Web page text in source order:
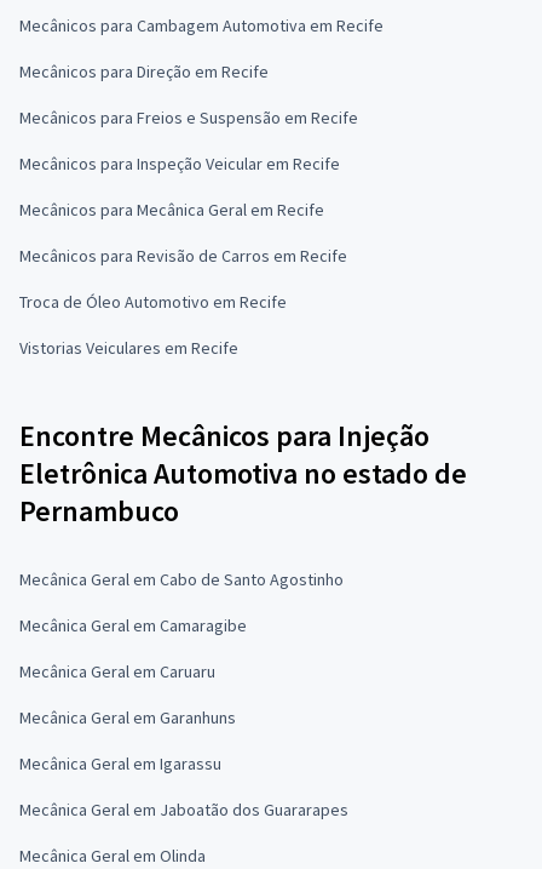
Mecânicos para Cambagem Automotiva em Recife
Mecânicos para Direção em Recife
Mecânicos para Freios e Suspensão em Recife
Mecânicos para Inspeção Veicular em Recife
Mecânicos para Mecânica Geral em Recife
Mecânicos para Revisão de Carros em Recife
Troca de Óleo Automotivo em Recife
Vistorias Veiculares em Recife
Encontre Mecânicos para Injeção
Eletrônica Automotiva no estado de
Pernambuco
Mecânica Geral em Cabo de Santo Agostinho
Mecânica Geral em Camaragibe
Mecânica Geral em Caruaru
Mecânica Geral em Garanhuns
Mecânica Geral em Igarassu
Mecânica Geral em Jaboatão dos Guararapes
Mecânica Geral em Olinda